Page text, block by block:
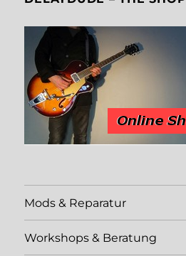
Mods & Reparatur
Workshops & Beratung